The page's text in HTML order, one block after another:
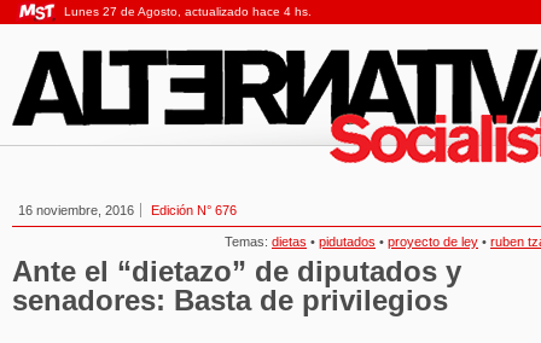
Lunes 27 de Agosto, actualizado hace 4 hs.
16 noviembre, 2016 Edición N° 676
Temas: dietas • pidutados • proyecto de ley • ruben
Ante el “dietazo” de diputados y
senadores: Basta de privilegios